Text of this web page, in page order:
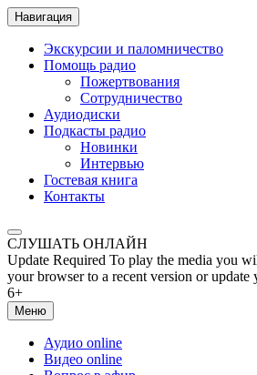
Навигация
Экскурсии и паломничество
Помощь радио
Пожертвования
Сотрудничество
Аудиодиски
Подкасты радио
Новинки
Интервью
Гостевая книга
Контакты
СЛУШАТЬ ОНЛАЙН
Update Required To play the media you
your browser to a recent version or update
6+
Меню
Аудио online
Видео online